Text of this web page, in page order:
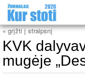
« grįžti į straipsnį
KVK
mugėje